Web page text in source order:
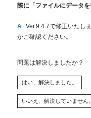
際に「ファイルにデータ
A
Ver.9.4.7で修正いたし
かご確認ください。
問題は解決しましたか？